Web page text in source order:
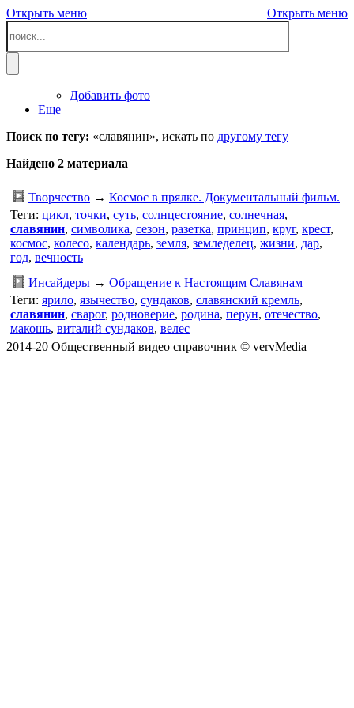
Открыть меню Открыть меню
Добавить фото
Еще
Поиск по тегу: «славянин», искать по другому тегу
Найдено 2 материала
Творчество → Космос в прялке. Документальный фильм.
Теги: цикл, точки, суть, солнцестояние, солнечная,
славянин, символика, сезон, разетка, принцип, круг, крест,
космос, колесо, календарь, земля, земледелец, жизни, дар,
год, вечность
Инсайдеры → Обращение к Настоящим Славянам
Теги: ярило, язычество, сундаков, славянский кремль,
славянин, сварог, родноверие, родина, перун, отечество,
макошь, виталий сундаков, велес
2014-20 Общественный видео справочник © vervMedia